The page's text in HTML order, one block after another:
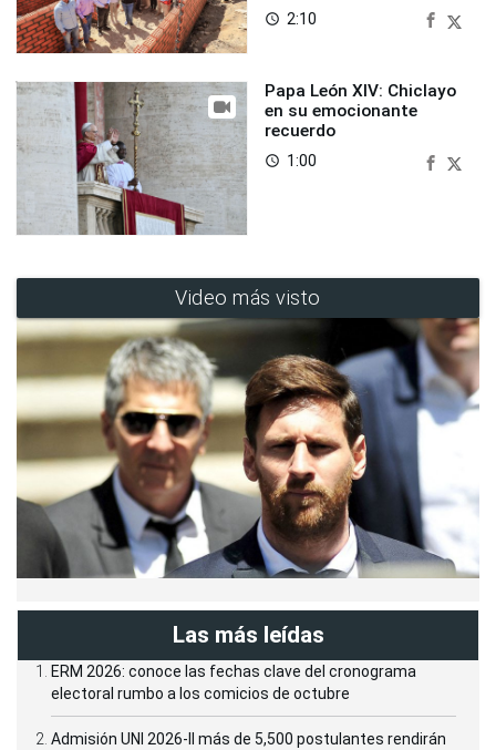
access_time 2:10
Papa León XIV: Chiclayo
en su emocionante
recuerdo
access_time 1:00
Video más visto
Las más leídas
ERM 2026: conoce las fechas clave del cronograma
electoral rumbo a los comicios de octubre
Admisión UNI 2026-II más de 5,500 postulantes rendirán